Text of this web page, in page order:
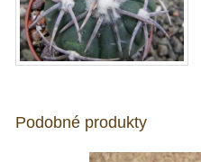
Podobné produkty